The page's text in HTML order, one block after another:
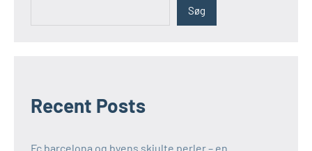
Søg
Recent Posts
Fc barcelona og byens skjulte perler – en